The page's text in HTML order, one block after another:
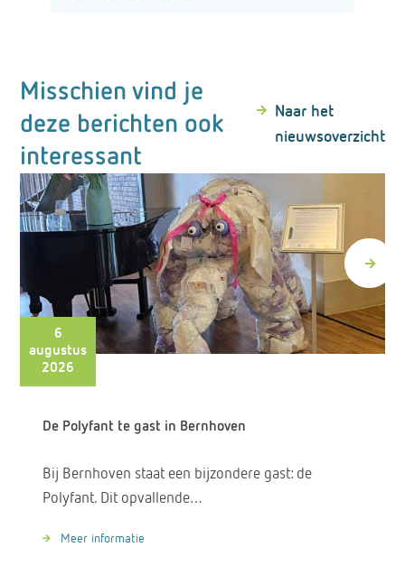
Misschien vind je
deze berichten ook
interessant
Naar het
nieuwsoverzicht
6
augustus
2026
De Polyfant te gast in Bernhoven
Bij Bernhoven staat een bijzondere gast: de
Polyfant. Dit opvallende…
Meer informatie